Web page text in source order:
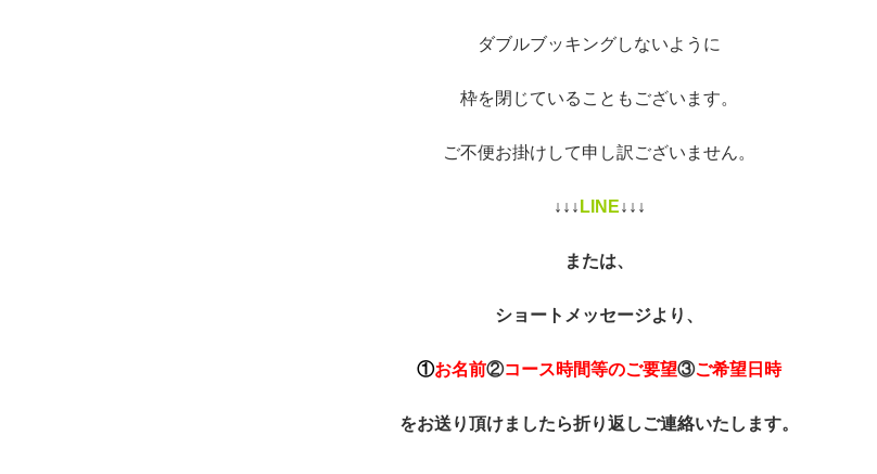
ダブルブッキングしないように
枠を閉じていることもございます。
ご不便お掛けして申し訳ございません。
↓↓↓ LINE↓↓↓
または、
ショートメッセージより、
①お名前②コース時間等のご要望③ご希望日時
をお送り頂けましたら折り返しご連絡いたします。